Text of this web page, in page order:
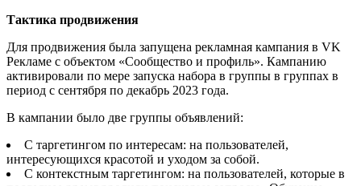
Тактика продвижения
Для продвижения была запущена рекламная кампания в VK
Рекламе с объектом «Сообщество и профиль». Кампанию
активировали по мере запуска набора в группы в группах в
период с сентября по декабрь 2023 года.
В кампании было две группы объявлений:
С таргетингом по интересам: на пользователей,
интересующихся красотой и уходом за собой.
С контекстным таргетингом: на пользователей, которые в